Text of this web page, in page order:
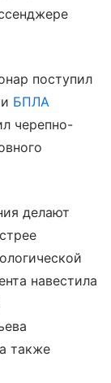
поступил
БПЛА
черепно-
делают
навестила
также